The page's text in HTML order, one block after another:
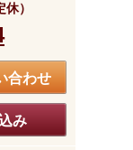
）
合わせ
み